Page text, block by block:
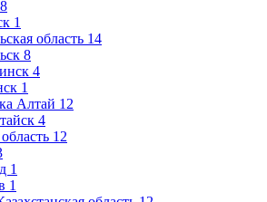
8
1
область 14
8
4
1
Алтай 12
4
12
1
1